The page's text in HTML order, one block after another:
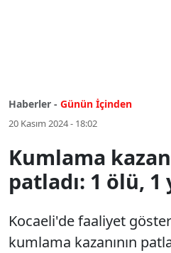
Haberler - Günün İçinden
20 Kasım 2024 - 18:02
Kumlama
patladı: 1 ölü, 1
Kocaeli'de faaliyet
kumlama kazanının